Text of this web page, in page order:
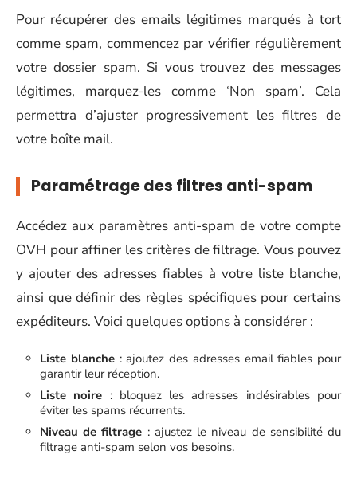
Pour récupérer des emails légitimes marqués à tort
comme spam, commencez par vérifier régulièrement
votre dossier spam. Si vous trouvez des messages
légitimes, marquez-les comme ‘Non spam’. Cela
permettra d’ajuster progressivement les filtres de
votre boîte mail.
Paramétrage des filtres anti-spam
Accédez aux paramètres anti-spam de votre compte
OVH pour affiner les critères de filtrage. Vous pouvez
y ajouter des adresses fiables à votre liste blanche,
ainsi que définir des règles spécifiques pour certains
expéditeurs. Voici quelques options à considérer :
Liste blanche: ajoutez des adresses email fiables pour
garantir leur réception.
Liste noire : bloquez les adresses indésirables pour
éviter les spams récurrents.
Niveau de filtrage : ajustez le niveau de sensibilité du
filtrage anti-spam selon vos besoins.